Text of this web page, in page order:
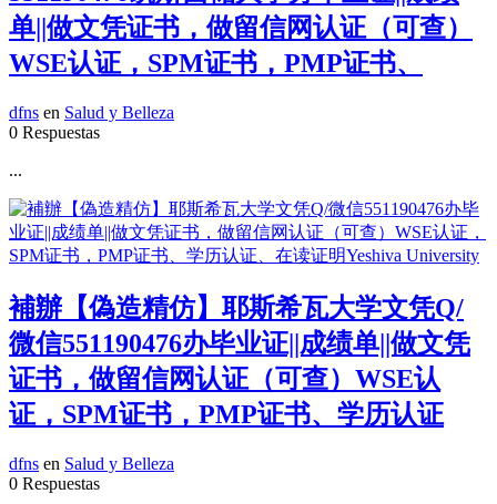
单||做文凭证书，做留信网认证（可查）
WSE认证，SPM证书，PMP证书、
dfns en Salud y Belleza
0 Respuestas
...
補辦【偽造精仿】耶斯希瓦大学文凭Q/
微信551190476办毕业证||成绩单||做文凭
证书，做留信网认证（可查）WSE认
证，SPM证书，PMP证书、学历认证
dfns en Salud y Belleza
0 Respuestas